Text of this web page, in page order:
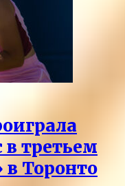
третьем
в Торонто